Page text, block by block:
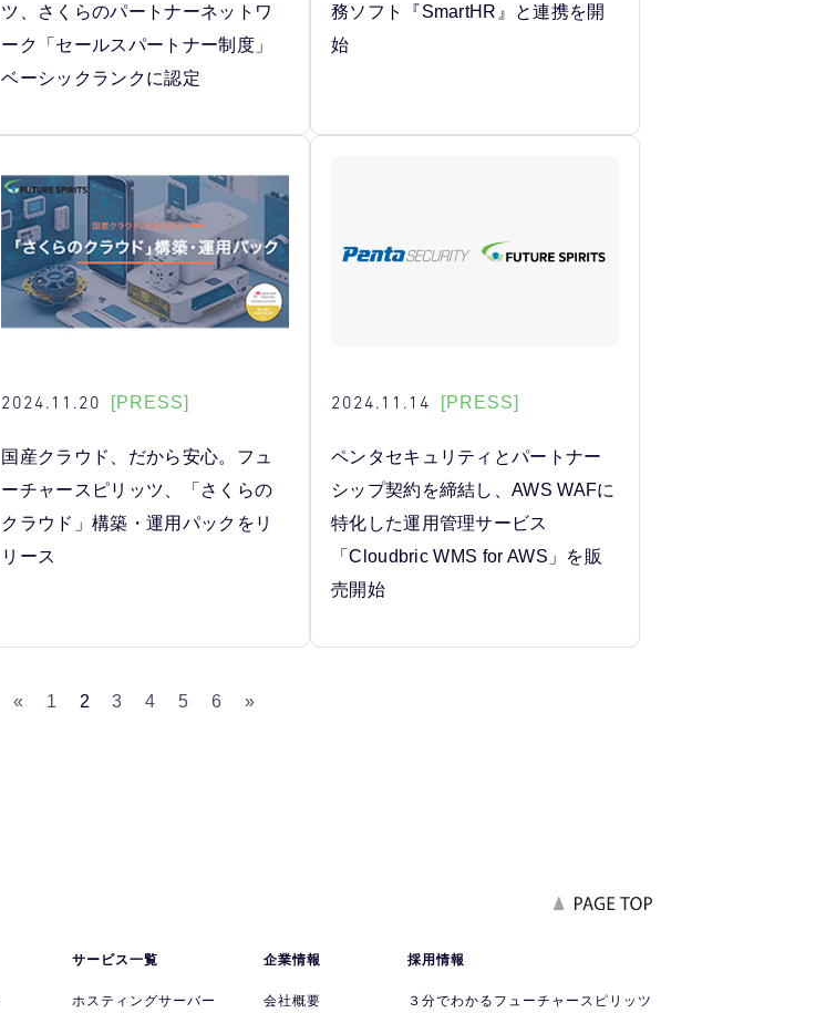
ツ、さくらのパートナーネットワ
ーク「セールスパートナー制度」
ベーシックランクに認定
務ソフト『SmartHR』と連携を開
始
2024.11.20 [PRESS]
国産クラウド、だから安心。フュ
ーチャースピリッツ、「さくらの
クラウド」構築・運用パックをリ
リース
2024.11.14 [PRESS]
ペンタセキュリティとパートナー
シップ契約を締結し、AWS WAFに
特化した運用管理サービス
「Cloudbric WMS for AWS」を販
売開始
« 1 2 3 4 5 6 »
サービス一覧
ホスティングサーバー
企業情報
会社概要
採用情報
３分でわかるフューチャースピリッツ